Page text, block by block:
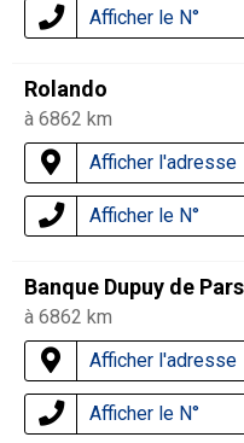
Afficher le N°
Rolando
à 6862 km
Afficher l'adresse
Afficher le N°
Banque Dupuy de
à 6862 km
Afficher l'adresse
Afficher le N°